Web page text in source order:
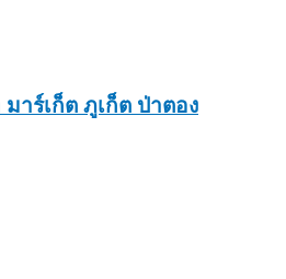
าร์เก็ต ภูเก็ต ป่าตอง